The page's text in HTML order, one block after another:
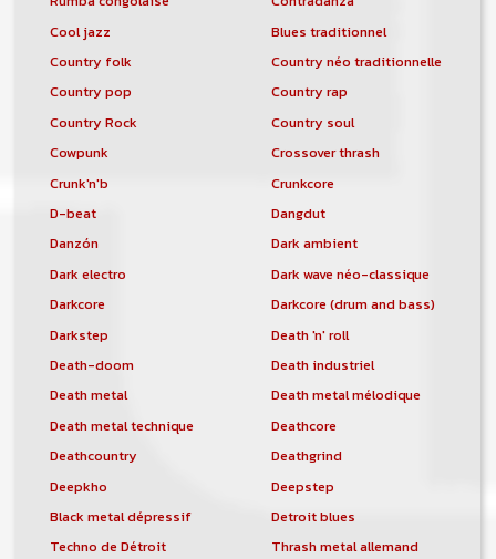
Cool jazz
Blues traditionnel
Country folk
Country néo traditionnelle
Country pop
Country rap
Country Rock
Country soul
Cowpunk
Crossover thrash
Crunk'n'b
Crunkcore
D-beat
Dangdut
Danzón
Dark ambient
Dark electro
Dark wave néo-classique
Darkcore
Darkcore (drum and bass)
Darkstep
Death 'n' roll
Death-doom
Death industriel
Death metal
Death metal mélodique
Death metal technique
Deathcore
Deathcountry
Deathgrind
Deepkho
Deepstep
Black metal dépressif
Detroit blues
Techno de Détroit
Thrash metal allemand